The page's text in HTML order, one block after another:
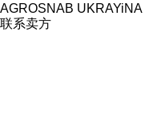
AGROSNAB UKRAYiNA
联系卖方